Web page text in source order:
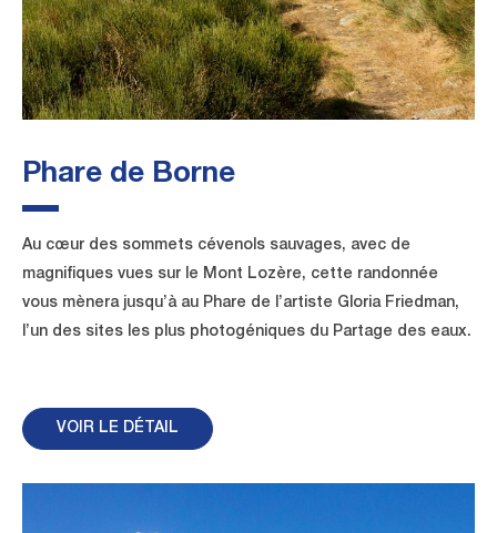
Phare de Borne
Au cœur des sommets cévenols sauvages, avec de
magnifiques vues sur le Mont Lozère, cette randonnée
vous mènera jusqu’à au Phare de l’artiste Gloria Friedman,
l’un des sites les plus photogéniques du Partage des eaux.
VOIR LE DÉTAIL